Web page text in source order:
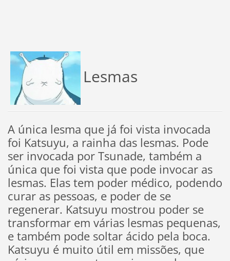
Lesmas
A única lesma que já foi vista invocada
foi Katsuyu, a rainha das lesmas. Pode
ser invocada por Tsunade, também a
única que foi vista que pode invocar as
lesmas. Elas tem poder médico, podendo
curar as pessoas, e poder de se
regenerar. Katsuyu mostrou poder se
transformar em várias lesmas pequenas,
e também pode soltar ácido pela boca.
Katsuyu é muito útil em missões, que